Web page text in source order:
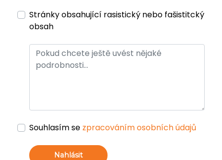
Stránky obsahující rasistický nebo fašistitcký
obsah
Souhlasím se zpracováním osobních údajů
Nahlásit